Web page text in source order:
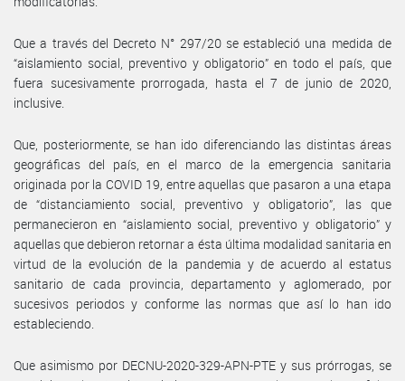
Que a través del Decreto N° 297/20 se estableció una medida de
“aislamiento social, preventivo y obligatorio” en todo el país, que
fuera sucesivamente prorrogada, hasta el 7 de junio de 2020,
inclusive.
Que, posteriormente, se han ido diferenciando las distintas áreas
geográficas del país, en el marco de la emergencia sanitaria
originada por la COVID 19, entre aquellas que pasaron a una etapa
de “distanciamiento social, preventivo y obligatorio”, las que
permanecieron en “aislamiento social, preventivo y obligatorio” y
aquellas que debieron retornar a ésta última modalidad sanitaria en
virtud de la evolución de la pandemia y de acuerdo al estatus
sanitario de cada provincia, departamento y aglomerado, por
sucesivos periodos y conforme las normas que así lo han ido
estableciendo.
Que asimismo por DECNU-2020-329-APN-PTE y sus prórrogas, se